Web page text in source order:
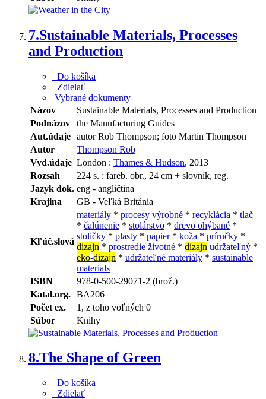
7.Sustainable Materials, Processes
and Production
Do košíka
Zdielať
Vybrané dokumenty
Názov
Sustainable Materials, Processes and Production
Podnázov
the Manufacturing Guides
Aut.údaje autor Rob Thompson; foto Martin Thompson
Autor
Thompson Rob
Vyd.údaje London : Thames & Hudson, 2013
Rozsah
224 s. : fareb. obr., 24 cm + slovník, reg.
Jazyk dok. eng - angličtina
Krajina
GB - Veľká Británia
Kľúč.slová
materiály * procesy výrobné * recyklácia * tlač
* čalúnenie * stolárstvo * drevo ohýbané *
stoličky * plasty * papier* koža * príručky *
dizajn * prostredie životné * dizajn udržateľný *
eko-dizajn * udržateľné materiály * sustainable
materials
ISBN
978-0-500-29071-2 (brož.)
Katal.org. BA206
Počet ex.
1, z toho voľných 0
Súbor
Knihy
8.The Shape of Green
Do košíka
Zdielať